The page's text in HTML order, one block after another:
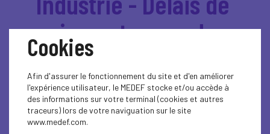
paiement : quand
l'Europe ignore la
réalité des
entreprises
Cookies
Afin d'assurer le fonctionnement du site et d'en améliorer
l'expérience utilisateur, le MEDEF stocke et/ou accède à
des informations sur votre terminal (cookies et autres
traceurs) lors de votre naviguation sur le site
www.medef.com.